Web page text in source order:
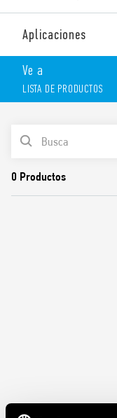
Aplicaciones
Ve a
LISTA DE PRODUCTOS
LISTA DE PRODUCTOS
APROBACIONES